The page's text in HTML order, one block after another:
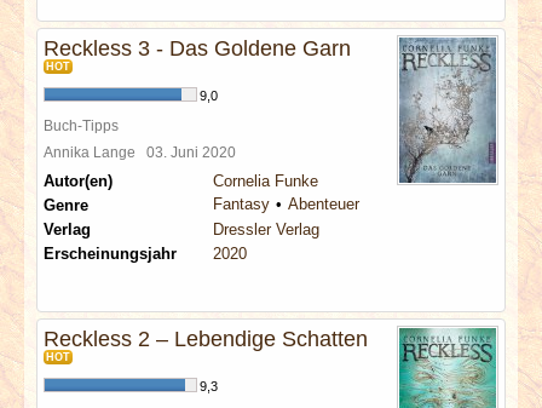
Reckless 3 - Das Goldene Garn
HOT
9,0
Buch-Tipps
Annika Lange 03. Juni 2020
Autor(en)
Cornelia Funke
Genre
Fantasy
Abenteuer
Verlag
Dressler Verlag
Erscheinungsjahr
2020
Reckless 2 – Lebendige Schatten
HOT
9,3